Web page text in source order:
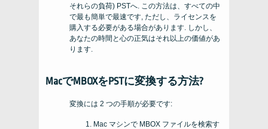
それらの負荷) PSTへ. この方法は、すべての中
で最も簡単で最速です, ただし、ライセンスを
購入する必要がある場合があります. しかし、
あなたの時間と心の正気はそれ以上の価値があ
ります.
MacでMBOXをPSTに変換する方法?
変換には 2 つの手順が必要です:
Mac マシンで MBOX ファイルを検索す